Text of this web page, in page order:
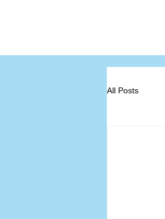
All Posts